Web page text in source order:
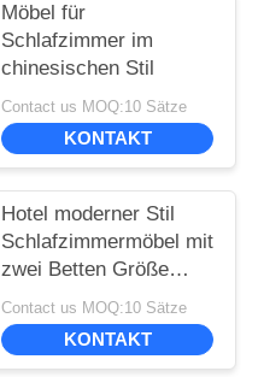
Möbel für
Schlafzimmer im
chinesischen Stil
Contact us MOQ:10 Sätze
KONTAKT
Hotel moderner Stil
Schlafzimmermöbel mit
zwei Betten Größe
1500*2000mm
Contact us MOQ:10 Sätze
KONTAKT